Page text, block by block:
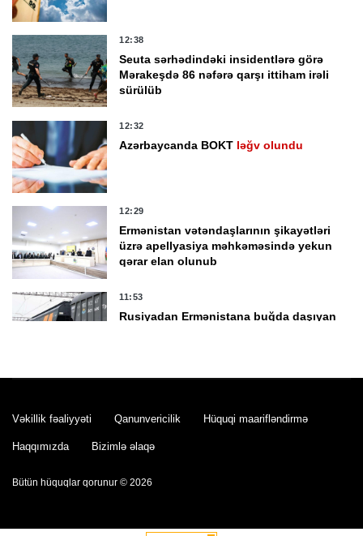
12:38
Seuta sərhədindəki insidentlərə görə
Mərakeşdə 86 nəfərə qarşı ittiham irəli
sürülüb
12:32
Azərbaycanda BOKT ləğv olundu
12:29
Ermənistan vətəndaşlarının şikayətləri
üzrə apellyasiya məhkəməsində yekun
qərar elan olunub
11:53
Rusiyadan Ermənistana buğda daşıyan
Kiyevdə danışıqlar aparırlar
Ermənistan vətəndaşlarının şikayətləri
Vəkillik fəaliyyəti Qanunvericilik Hüquqi maarifləndirmə
Haqqımızda Bizimlə əlaqə
Bütün hüquqlar qorunur © 2026